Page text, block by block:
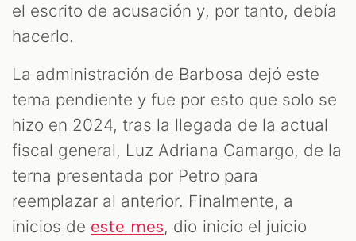
el escrito de acusación y, por tanto, debía
hacerlo.
La administración de Barbosa dejó este
tema pendiente y fue por esto que solo se
hizo en 2024, tras la llegada de la actual
fiscal general, Luz Adriana Camargo, de la
terna presentada por Petro para
reemplazar al anterior. Finalmente, a
inicios de este mes, dio inicio el juicio